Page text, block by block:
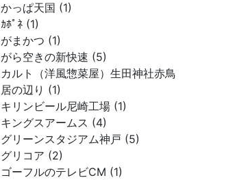
かっぱ天国 (1)
ｶﾎﾟﾈ (1)
がまかつ (1)
がら空きの新快速 (5)
カルト（洋風惣菜屋）生田神社赤鳥
居の辺り (1)
キリンビール尼崎工場 (1)
キングスアームス (4)
グリーンスタジアム神戸 (5)
グリコア (2)
ゴーフルのテレビCM (1)